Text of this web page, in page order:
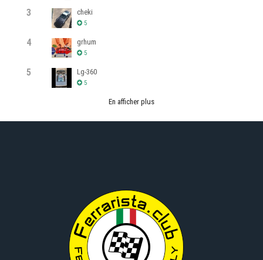
3 cheki
5
4 grhum
5
5 Lg-360
5
En afficher plus